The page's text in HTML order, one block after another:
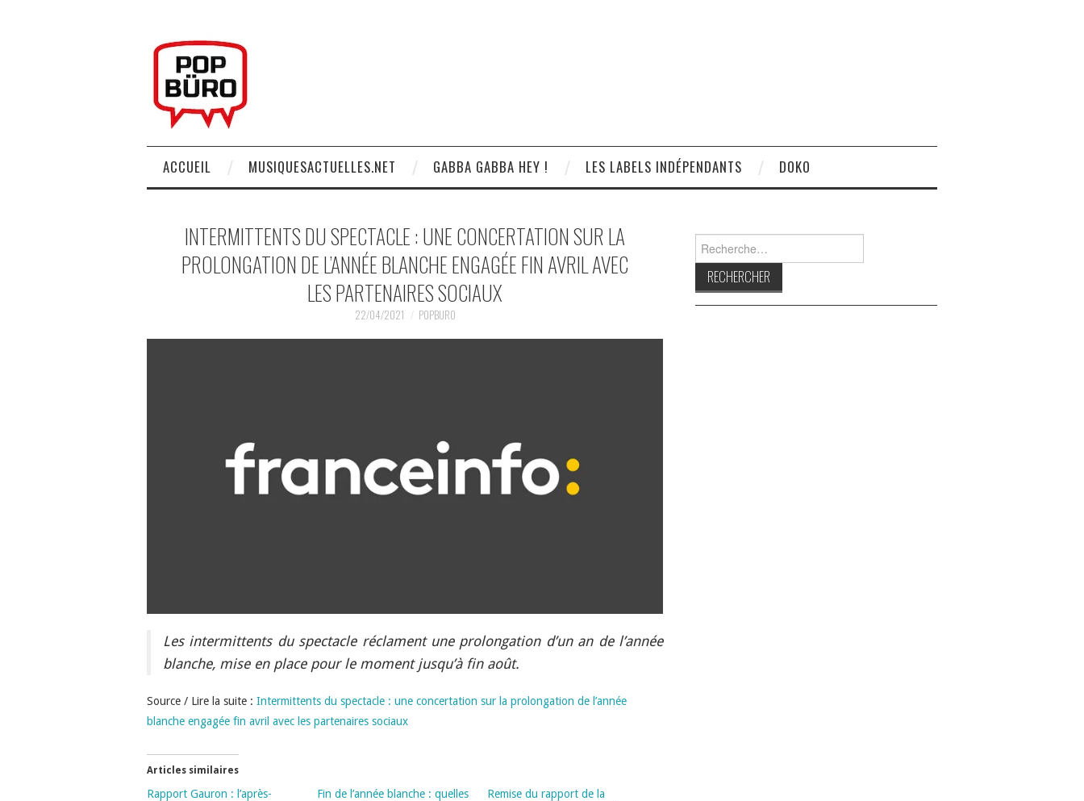
ACCUEIL MUSIQUESACTUELLES.NET GABBA GABBA HEY ! LES LABELS INDÉPENDANTS DOKO
INTERMITTENTS DU SPECTACLE : UNE CONCERTATION SUR LA
PROLONGATION DE L’ANNÉE BLANCHE ENGAGÉE FIN AVRIL AVEC
LES PARTENAIRES SOCIAUX
22/04/2021 POPBURO
Les intermittents du spectacle réclament une prolongation d’un an de l’année
blanche, mise en place pour le moment jusqu’à fin août.
Source / Lire la suite : Intermittents du spectacle : une concertation sur la prolongation de l’année
blanche engagée fin avril avec les partenaires sociaux
Articles similaires
Rapport Gauron : l’après-
Fin de l’année blanche : quelles
Remise du rapport de la